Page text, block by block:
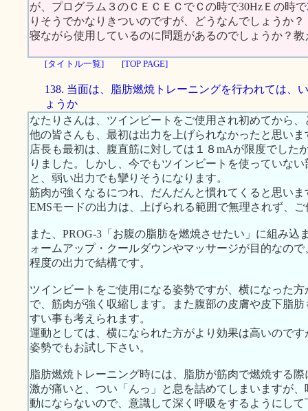
が、プログラム３のＣＥＣＥＣでＣの時で30HzＥの時
りそうでかなりきついのですが、どうなんでしょうか？
寝ながら使用しているのに問題があるのでしょうか？教
[タイトル一覧] [TOP PAGE]
138. 当面は、脂肪燃焼トレーニングを行われては、
ょうか
なたりさんは、ツインビートをご使用され初めてから
他の皆さんも、最初は出力を上げられなかったと思いま
店長も最初は、腹直筋に対しては１８mAが限度でした
りました。しかし、今でもツインビートを使っていな
と、弱い出力でも攣りそうになります。
筋肉が強くなるにつれ、だんだんと慣れてくると思い
EMSモードの出力は、上げられる範囲で無理されず、
また、PROG-3「お腹の脂肪を燃焼させたい」に組み込
ォームアップ・クールダウンやマッサージが目的なの
程度の出力で結構です。
ツインビートをご使用になる姿勢ですが、横になった
で、筋肉が強く収縮します。また腹部の皮膚や皮下脂
すい事も考えられます。
運動としては、横になられた方がより効果は高いので
姿勢でもお試し下さい。
脂肪燃焼トレーニング時には、脂肪が筋肉で燃焼する
激が痛いと、つい「んっ」と息を詰めてしまいますが
動にならないので、意識して深く呼吸をするようにして